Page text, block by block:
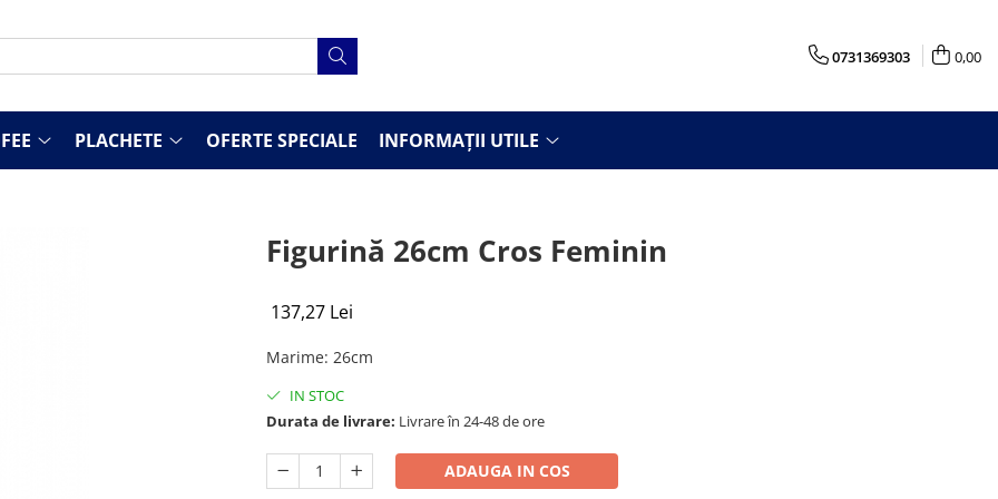
0731369303 0,00
PLACHETE OFERTE SPECIALE INFORMAȚII UTILE
Figurină 26cm Cros Feminin
137,27 Lei
Marime: 26cm
IN STOC
Durata de livrare: Livrare în 24-48 de ore
ADAUGA IN COS